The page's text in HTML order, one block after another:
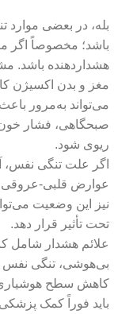
بله، در بعضی
باشد؛ مخصوصاً اگر
هشداردهنده باشد.
مغز و بدن اکسیژن
می‌تواند به‌مرور
صبحگاهی، فشار خون
ریوی شود.
اگر علت تنگی نفس،
عوارض قلبی-عروقی
نیز این وضعیت
تحت تأثیر قرار دهد.
علائم هشدار شامل
بی‌هوشی، تنگی نفس
کاهش سطح
باید فوراً کمک